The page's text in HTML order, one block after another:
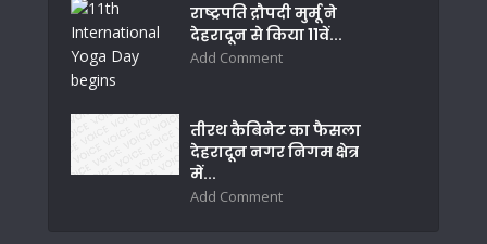
राष्ट्रपति द्रौपदी मुर्मू ने
देहरादून से किया 11वें...
Add Comment
तीरथ कैबिनेट का फैसला
देहरादून नगर निगम क्षेत्र
में...
Add Comment